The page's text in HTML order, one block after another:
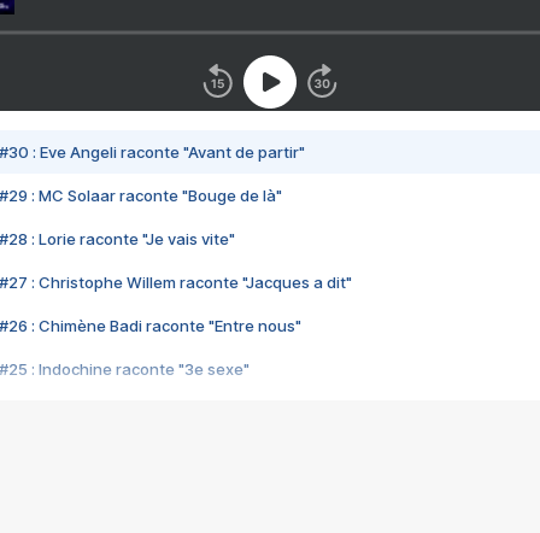
#30 : Eve Angeli raconte "Avant de partir"
#29 : MC Solaar raconte "Bouge de là"
#28 : Lorie raconte "Je vais vite"
#27 : Christophe Willem raconte "Jacques a dit"
#26 : Chimène Badi raconte "Entre nous"
#25 : Indochine raconte "3e sexe"